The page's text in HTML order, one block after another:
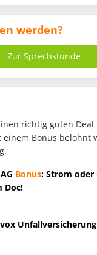
werden?
Zur Sprechstunde
richtig guten Deal
Bonus belohnt
Bonus: Strom oder
Doc!
Unfallversicherung